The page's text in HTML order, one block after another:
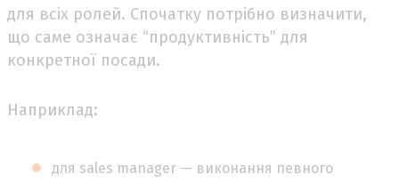
для всіх ролей. Спочатку потрібно визначити,
що саме означає “продуктивність” для
конкретної посади.
Наприклад:
для sales manager — виконання певного